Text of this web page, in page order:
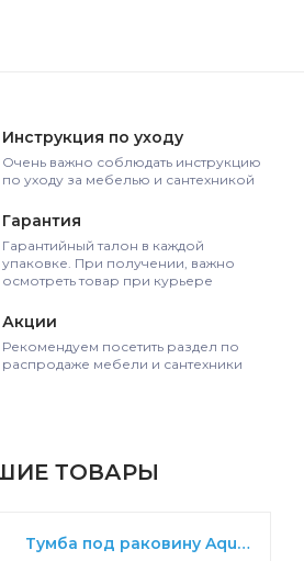
Инструкция по уходу
Очень важно соблюдать инструкцию
по уходу за мебелью и сантехникой
Гарантия
Гарантийный талон в каждой
упаковке. При получении, важно
осмотреть товар при курьере
Акции
Рекомендуем посетить раздел по
распродаже мебели и сантехники
ТОВАРЫ
Тумба под раковину Aquaton Ария 65 Н белый